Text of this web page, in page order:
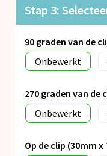
Stap 3:
90 graden van de
Onbewerkt
270 graden van de
Onbewerkt
Op de clip (30mm x